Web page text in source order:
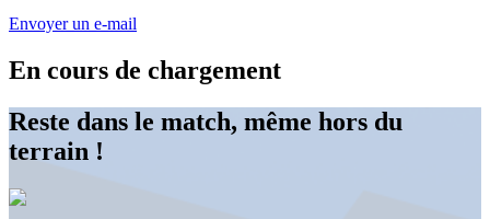
Envoyer un e-mail
En cours de chargement
Reste dans le match, même hors du
terrain !